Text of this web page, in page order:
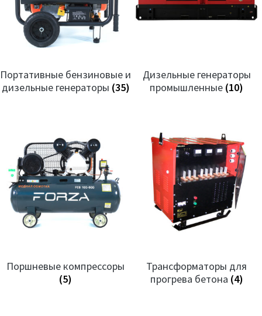
Портативные бензиновые и
дизельные генераторы (35)
Дизельные генераторы
промышленные (10)
Поршневые компрессоры
(5)
Трансформаторы для
прогрева бетона (4)